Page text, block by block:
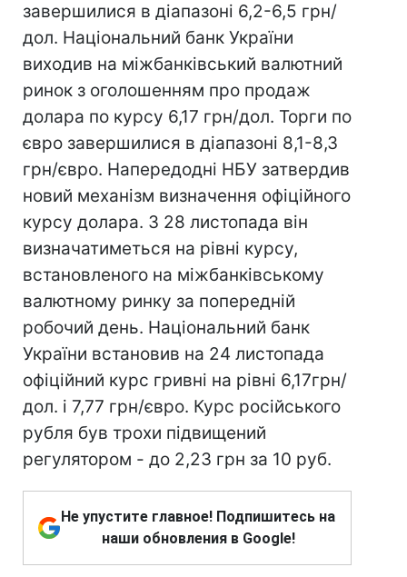
завершилися в діапазоні 6,2-6,5 грн/
дол. Національний банк України
виходив на міжбанківський валютний
ринок з оголошенням про продаж
долара по курсу 6,17 грн/дол. Торги по
євро завершилися в діапазоні 8,1-8,3
грн/євро. Напередодні НБУ затвердив
новий механізм визначення офіційного
курсу долара. З 28 листопада він
визначатиметься на рівні курсу,
встановленого на міжбанківському
валютному ринку за попередній
робочий день. Національний банк
України встановив на 24 листопада
офіційний курс гривні на рівні 6,17грн/
дол. і 7,77 грн/євро. Курс російського
рубля був трохи підвищений
регулятором - до 2,23 грн за 10 руб.
Не упустите главное! Подпишитесь на
наши обновления в Google!